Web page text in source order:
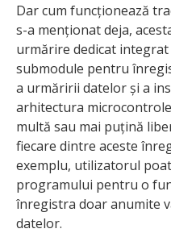
Dar cum funcționează
s-a menționat deja,
urmărire dedicat
submodule pentru
a urmăririi datelor și a
arhitectura
multă sau mai puțină
fiecare dintre aceste
exemplu, utilizatorul
programului pentru o
înregistra doar anumite
datelor.